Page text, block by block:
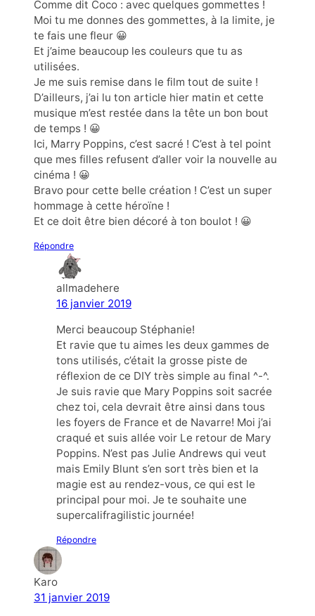
Comme dit Coco : avec quelques gommettes !
Moi tu me donnes des gommettes, à la limite, je
te fais une fleur 😀
Et j’aime beaucoup les couleurs que tu as
utilisées.
Je me suis remise dans le film tout de suite !
D’ailleurs, j’ai lu ton article hier matin et cette
musique m’est restée dans la tête un bon bout
de temps ! 😀
Ici, Marry Poppins, c’est sacré ! C’est à tel point
que mes filles refusent d’aller voir la nouvelle au
cinéma ! 😀
Bravo pour cette belle création ! C’est un super
hommage à cette héroïne !
Et ce doit être bien décoré à ton boulot ! 😀
Répondre
allmadehere
16 janvier 2019
Merci beaucoup Stéphanie!
Et ravie que tu aimes les deux gammes de
tons utilisés, c’était la grosse piste de
réflexion de ce DIY très simple au final ^-^.
Je suis ravie que Mary Poppins soit sacrée
chez toi, cela devrait être ainsi dans tous
les foyers de France et de Navarre! Moi j’ai
craqué et suis allée voir Le retour de Mary
Poppins. N’est pas Julie Andrews qui veut
mais Emily Blunt s’en sort très bien et la
magie est au rendez-vous, ce qui est le
principal pour moi. Je te souhaite une
supercalifragilistic journée!
Répondre
Karo
31 janvier 2019